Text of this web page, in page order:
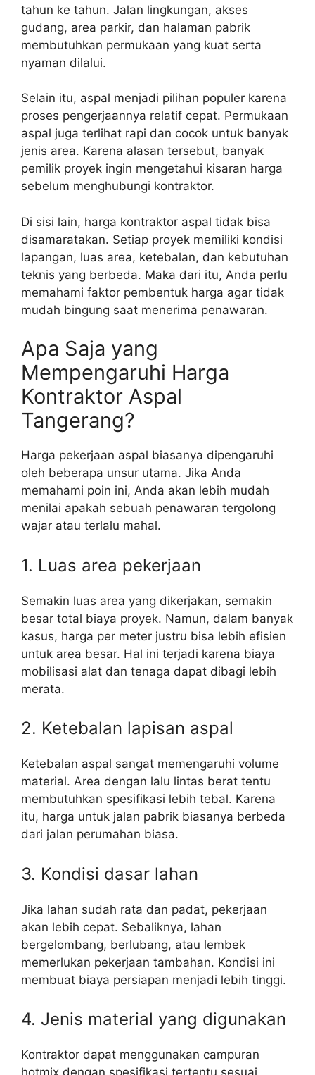
tahun ke tahun. Jalan lingkungan, akses
gudang, area parkir, dan halaman pabrik
membutuhkan permukaan yang kuat serta
nyaman dilalui.
Selain itu, aspal menjadi pilihan populer karena
proses pengerjaannya relatif cepat. Permukaan
aspal juga terlihat rapi dan cocok untuk banyak
jenis area. Karena alasan tersebut, banyak
pemilik proyek ingin mengetahui kisaran harga
sebelum menghubungi kontraktor.
Di sisi lain, harga kontraktor aspal tidak bisa
disamaratakan. Setiap proyek memiliki kondisi
lapangan, luas area, ketebalan, dan kebutuhan
teknis yang berbeda. Maka dari itu, Anda perlu
memahami faktor pembentuk harga agar tidak
mudah bingung saat menerima penawaran.
Apa Saja yang
Mempengaruhi Harga
Kontraktor Aspal
Tangerang?
Harga pekerjaan aspal biasanya dipengaruhi
oleh beberapa unsur utama. Jika Anda
memahami poin ini, Anda akan lebih mudah
menilai apakah sebuah penawaran tergolong
wajar atau terlalu mahal.
1. Luas area pekerjaan
Semakin luas area yang dikerjakan, semakin
besar total biaya proyek. Namun, dalam banyak
kasus, harga per meter justru bisa lebih efisien
untuk area besar. Hal ini terjadi karena biaya
mobilisasi alat dan tenaga dapat dibagi lebih
merata.
2. Ketebalan lapisan aspal
Ketebalan aspal sangat memengaruhi volume
material. Area dengan lalu lintas berat tentu
membutuhkan spesifikasi lebih tebal. Karena
itu, harga untuk jalan pabrik biasanya berbeda
dari jalan perumahan biasa.
3. Kondisi dasar lahan
Jika lahan sudah rata dan padat, pekerjaan
akan lebih cepat. Sebaliknya, lahan
bergelombang, berlubang, atau lembek
memerlukan pekerjaan tambahan. Kondisi ini
membuat biaya persiapan menjadi lebih tinggi.
4. Jenis material yang digunakan
Kontraktor dapat menggunakan campuran